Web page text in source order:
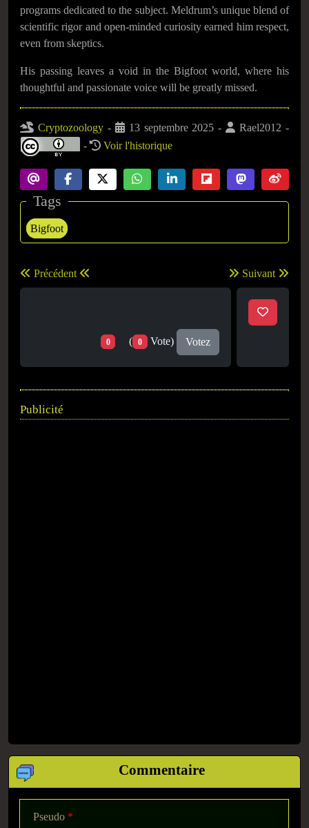
programs dedicated to the subject. Meldrum’s unique blend of
scientific rigor and open-minded curiosity earned him respect,
even from skeptics.
His passing leaves a void in the Bigfoot world, where his
thoughtful and passionate voice will be greatly missed.
Cryptozoology- 13 septembre 2025 - Rael2012 -
-
Voir l'historique
Tags
Bigfoot
Précédent Suivant
0 ( 0 Vote) Votez
Publicité
Commentaire
Pseudo *